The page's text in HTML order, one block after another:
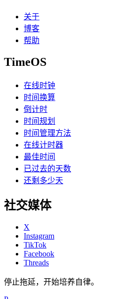
关于
博客
帮助
TimeOS
在线时钟
时间换算
倒计时
时间规划
时间管理方法
在线计时器
最佳时间
已过去的天数
还剩多少天
社交媒体
X
Instagram
TikTok
Facebook
Threads
停止拖延，开始培养自律。